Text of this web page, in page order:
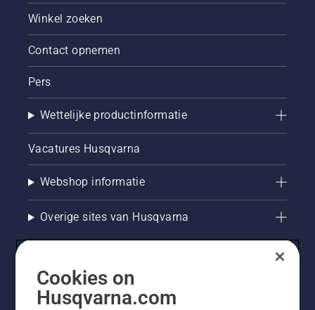
Winkel zoeken
Contact opnemen
Pers
Wettelijke productinformatie
Vacatures Husqvarna
Webshop informatie
Overige sites van Husqvarna
Cookies on
Husqvarna.com